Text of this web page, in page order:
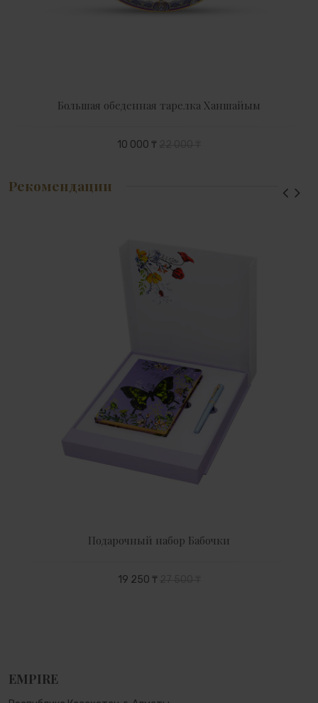
Большая обеденная тарелка Ханшайым
10 000 ₸
Рекомендации
Подарочный набор Бабочки
19 250 ₸
EMPIRE